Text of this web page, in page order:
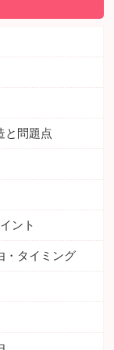
と問題点
ント
・タイミング